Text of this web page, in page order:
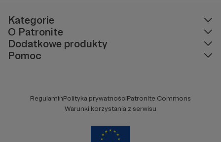
Kategorie
O Patronite
Dodatkowe produkty
Pomoc
RegulaminPolityka prywatnościPatronite Commons
Warunki korzystania z serwisu